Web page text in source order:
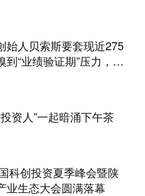
始人贝索斯要套现近275
到“业绩验证期”压力，美
资人”一起暗涌下午茶
科创投资夏季峰会暨陕
业生态大会圆满落幕